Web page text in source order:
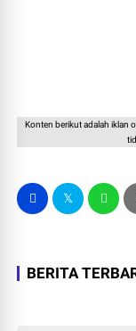
Konten berikut adalah iklan
BERITA